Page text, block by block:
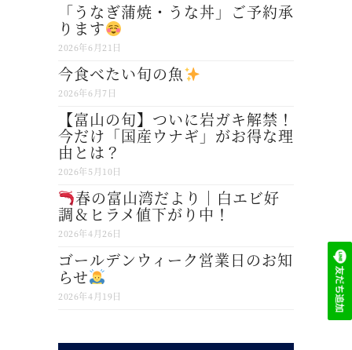
「うなぎ蒲焼・うな丼」ご予約承
ります
2026年6月21日
今食べたい旬の魚
2026年6月7日
【富山の旬】ついに岩ガキ解禁！
今だけ「国産ウナギ」がお得な理
由とは？
2026年5月10日
春の富山湾だより｜白エビ好
調＆ヒラメ値下がり中！
2026年4月26日
ゴールデンウィーク営業日のお知
らせ
2026年4月19日